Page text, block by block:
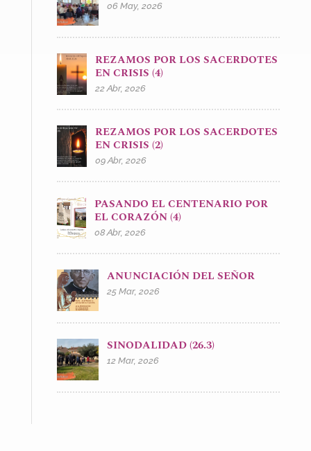
06 May, 2026
REZAMOS POR LOS SACERDOTES
EN CRISIS (4)
22 Abr, 2026
REZAMOS POR LOS SACERDOTES
EN CRISIS (2)
09 Abr, 2026
PASANDO EL CENTENARIO POR
EL CORAZÓN (4)
08 Abr, 2026
ANUNCIACIÓN DEL SEÑOR
25 Mar, 2026
SINODALIDAD (26.3)
12 Mar, 2026